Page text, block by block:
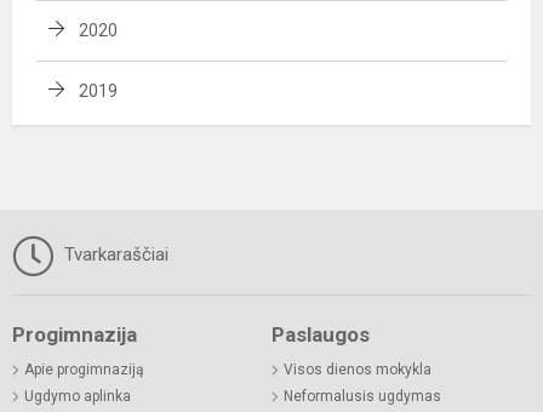
2020
2019
Tvarkaraščiai
Progimnazija
Apie progimnaziją
Ugdymo aplinka
Paslaugos
Visos dienos mokykla
Neformalusis ugdymas